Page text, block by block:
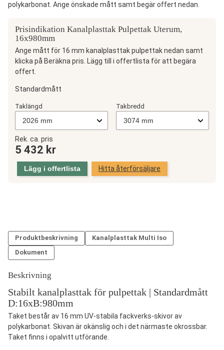
polykarbonat. Ange önskade mått samt begär offert nedan.
Prisindikation Kanalplasttak Pulpettak Uterum,
16x980mm
Ange mått för 16 mm kanalplasttak pulpettak nedan samt
klicka på Beräkna pris. Lägg till i offertlista för att begära
offert.
Standardmått
Taklängd Takbredd
Kanalplasttak
Pulpettak
Uterum,
16x980mm
Rek. ca. pris
5 432 kr
Lägg i offertlista Hitta återförsäljare
Produktbeskrivning
Kanalplasttak Multi Iso
Dokument
Beskrivning
Stabilt kanalplasttak för pulpettak | Standardmått
D:16xB:980mm
Taket består av 16 mm UV-stabila fackverks-skivor av
polykarbonat. Skivan är okänslig och i det närmaste okrossbar.
Taket finns i opalvitt utförande.